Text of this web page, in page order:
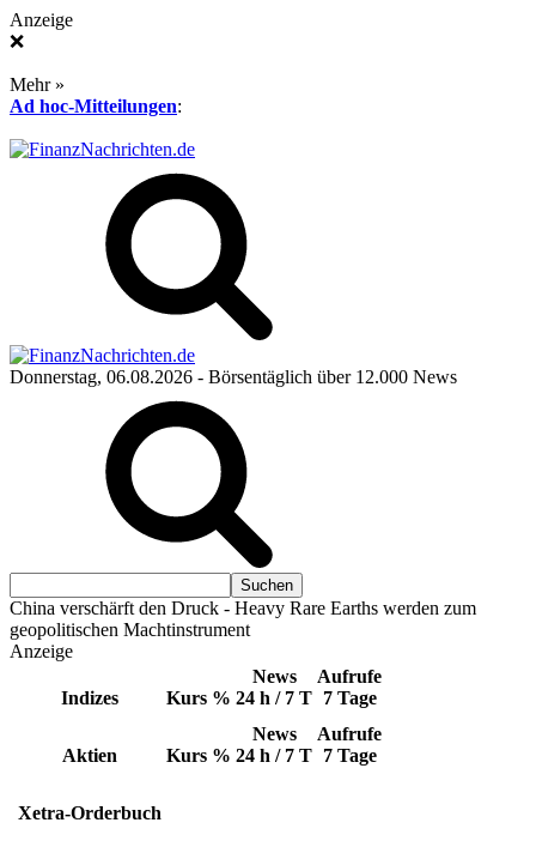
Anzeige
❌
Mehr »
Ad hoc-Mitteilungen:
Donnerstag, 06.08.2026 - Börsentäglich über 12.000 News
China verschärft den Druck - Heavy Rare Earths werden zum
geopolitischen Machtinstrument
Anzeige
Indizes Kurs %
News
24 h / 7 T
Aufrufe
7 Tage
Aktien Kurs %
News
24 h / 7 T
Aufrufe
7 Tage
Xetra-Orderbuch